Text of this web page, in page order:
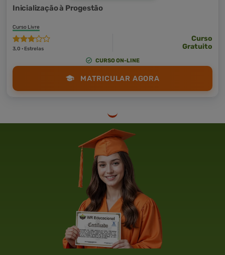
Inicialização à Progestão
Curso Livre
3,0 · Estrelas
Curso
Gratuito
CURSO ON-LINE
MATRICULAR AGORA